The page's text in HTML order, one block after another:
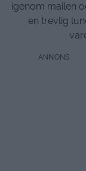
igenom mailen
en trevlig